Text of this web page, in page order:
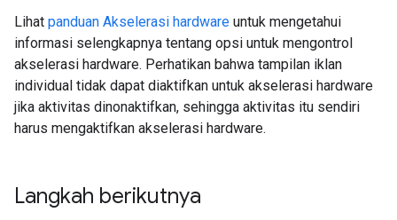
Lihat panduan Akselerasi hardware untuk mengetahui
informasi selengkapnya tentang opsi untuk mengontrol
akselerasi hardware. Perhatikan bahwa tampilan iklan
individual tidak dapat diaktifkan untuk akselerasi hardware
jika aktivitas dinonaktifkan, sehingga aktivitas itu sendiri
harus mengaktifkan akselerasi hardware.
Langkah berikutnya